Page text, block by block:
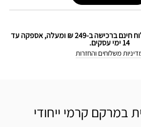
עלות משלוח 30 ₪ משלוח חינם ברכישה ב-249 ₪ ומעלה, אספקה עד
14 ימי עסקים.
משלוחים והחזרות
במרקם קרמי ייחודי